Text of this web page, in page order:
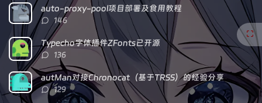
数：
auto-proxy-pool项目部署及食用教程
评
论
数：
146
Typecho字体插件ZFonts已开源
评
论
数：
136
autMan对接Chronocat（基于TRSS）的经验分享
评
论
129